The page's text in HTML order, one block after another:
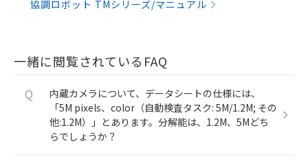
協調ロボット TMシリーズ/マニュアル
一緒に閲覧されているFAQ
Q
内蔵カメラについて、データシートの仕様には、
「5M pixels、color（自動検査タスク: 5M/1.2M; その
他:1.2M）」とあります。分解能は、1.2M、5Mどち
らでしょうか？